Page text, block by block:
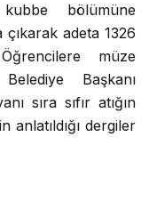
bölümüne
adeta 1326
Öğrencilere müze
Başkanı
sıra sıfır atığın
anlatıldığı dergiler